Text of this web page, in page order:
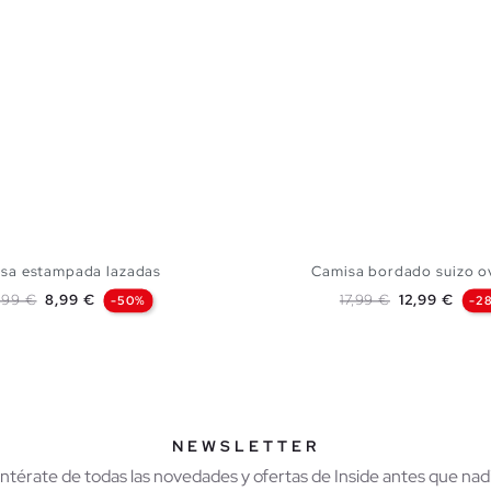
estampada lazadas
base
€ Precio
8,99 € -50%
Camisa bordado suizo
Precio base
17,99 € Precio
12,99 € -
NEWSLETTER
de todas las novedades y ofertas de Inside antes que